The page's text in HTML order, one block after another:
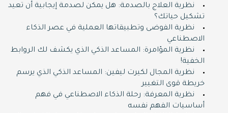
نظرية العلاج بالصدمة: هل يمكن لصدمة إيجابية أن تعيد
تشكيل حياتك؟
نظرية الفوضى وتطبيقاتها العملية في عصر الذكاء
الاصطناعي
نظرية المؤامرة: المساعد الذكي الذي يكشف لك الروابط
الخفية!
نظرية المجال لكيرت ليفين: المساعد الذكي الذي يرسم
خريطة قوى التغيير
نظرية المعرفة: رحلة الذكاء الاصطناعي في فهم
أساسيات الفهم نفسه